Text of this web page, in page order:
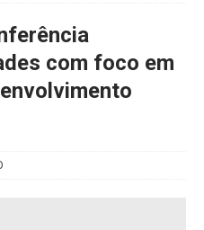
com foco em